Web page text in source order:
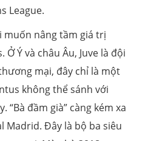
League.
muốn nâng tầm giá trị
Ý và châu Âu, Juve là đội
mại, đây chỉ là một
không thể sánh với
“Bà đầm già” càng kém xa
Madrid. Đây là bộ ba siêu